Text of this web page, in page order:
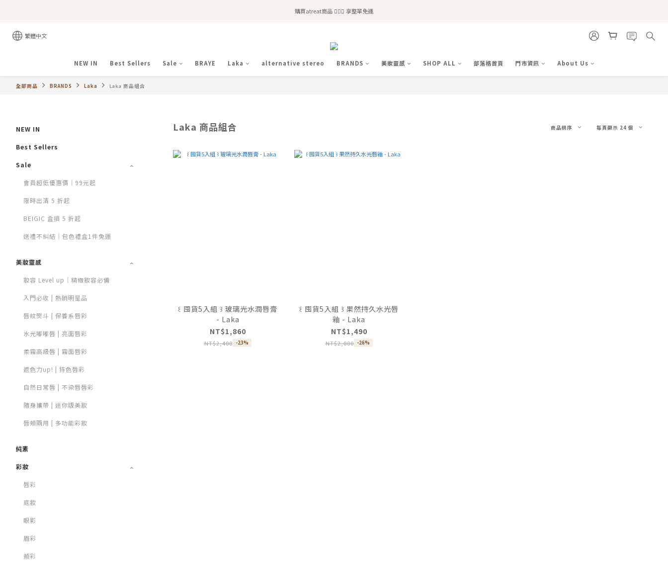
全站滿$2,500免運｜6/30前 含新品滿$1,300超取免運
購買atreat商品 💆🏻‍♀️ 享整單免運
繁體中文
NEW IN Best Sellers Sale BRAYE Laka alternative stereo BRANDS 美妝靈感 SHOP ALL 部落格首頁 門市資訊 About Us
全部商品 BRANDS Laka Laka 商品組合
NEW IN
Best Sellers
Sale
會員超低優惠價｜99元起
限時出清 5 折起
BEIGIC 盒損 5 折起
送禮不糾結｜包色禮盒1件免運
美妝靈感
妝容 Level up｜精緻妝容必備
入門必收 | 熱銷明星品
唇紋熨斗 | 保養系唇彩
水光嘟嘟唇 | 亮面唇彩
柔霧高級唇 | 霧面唇彩
遮色力up! | 持色唇彩
自然日常唇 | 不染唇唇彩
隨身攜帶 | 迷你版美妝
唇頰兩用 | 多功能彩妝
純素
彩妝
唇彩
底妝
眼影
眉彩
頰彩
Laka 商品組合 商品排序 每頁顯示 24 個
꒰ 囤貨5入組 ꒱ 玻璃光水潤唇膏
- Laka
NT$1,860
NT$2,400 -23%
꒰ 囤貨5入組 ꒱ 果然持久水光唇
釉 - Laka
NT$1,490
NT$2,000 -26%